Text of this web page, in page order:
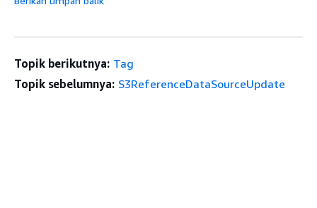
Topik berikutnya: Tag
Topik sebelumnya: S3ReferenceDataSourceUpdate